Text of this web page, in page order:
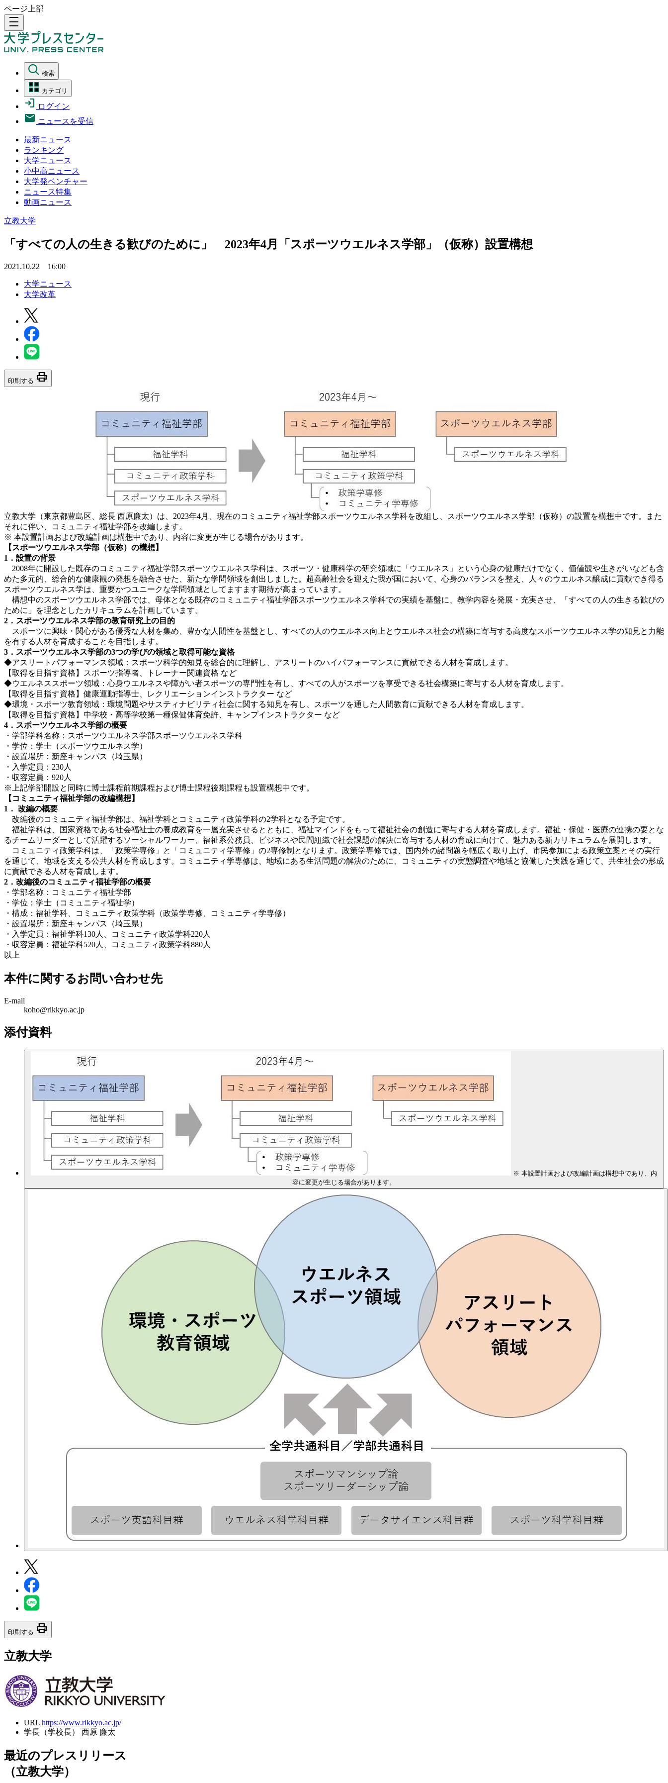
ページ上部
density_medium
検索
カテゴリ
ログイン
ニュースを受信
最新ニュース
ランキング
大学ニュース
小中高ニュース
大学発ベンチャー
ニュース特集
動画ニュース
立教大学
「すべての人の生きる歓びのために」 2023年4月「スポーツウエルネス学部」（仮称）設置構想
2021.10.22 16:00
大学ニュース
大学改革
印刷する print
立教大学（東京都豊島区、総長 西原廉太）は、2023年4月、現在のコミュニティ福祉学部スポーツウエルネス学科を改組し、スポーツウエルネス学部（仮称）の設置を構想中です。また
それに伴い、コミュニティ福祉学部を改編します。
※ 本設置計画および改編計画は構想中であり、内容に変更が生じる場合があります。
【スポーツウエルネス学部 （仮称） の構想】
1．設置の背景
2008年に開設した既存のコミュニティ福祉学部スポーツウエルネス学科は、スポーツ・健康科学の研究領域に「ウエルネス」という心身の健康だけでなく、価値観や生きがいなども含
めた多元的、総合的な健康観の発想を融合させた、新たな学問領域を創出しました。超高齢社会を迎えた我が国において、心身のバランスを整え、人々のウエルネス醸成に貢献でき得る
スポーツウエルネス学は、重要かつユニークな学問領域としてますます期待が高まっています。
構想中のスポーツウエルネス学部では、母体となる既存のコミュニティ福祉学部スポーツウエルネス学科での実績を基盤に、教学内容を発展・充実させ、「すべての人の生きる歓びの
ために」を理念としたカリキュラムを計画しています。
2．スポーツウエルネス学部の教育研究上の目的
スポーツに興味・関心がある優秀な人材を集め、豊かな人間性を基盤とし、すべての人のウエルネス向上とウエルネス社会の構築に寄与する高度なスポーツウエルネス学の知見と力能
を有する人材を育成することを目指します。
3．スポーツウエルネス学部の3つの学びの領域と取得可能な資格
◆アスリートパフォーマンス領域：スポーツ科学的知見を総合的に理解し、アスリートのハイパフォーマンスに貢献できる人材を育成します。
【取得を目指す資格】スポーツ指導者、トレーナー関連資格 など
◆ウエルネススポーツ領域：心身ウエルネスや障がい者スポーツの専門性を有し、すべての人がスポーツを享受できる社会構築に寄与する人材を育成します。
【取得を目指す資格】健康運動指導士、レクリエーションインストラクター など
◆環境・スポーツ教育領域：環境問題やサスティナビリティ社会に関する知見を有し、スポーツを通した人間教育に貢献できる人材を育成します。
【取得を目指す資格】中学校・高等学校第一種保健体育免許、キャンプインストラクター など
4． スポーツウエルネス学部の概要
・学部学科名称：スポーツウエルネス学部スポーツウエルネス学科
・学位：学士（スポーツウエルネス学）
・設置場所：新座キャンパス（埼玉県）
・入学定員：230人
・収容定員：920人
※上記学部開設と同時に博士課程前期課程および博士課程後期課程も設置構想中です。
【コミュニティ福祉学部の改編構想】
1． 改編の概要
改編後のコミュニティ福祉学部は、福祉学科とコミュニティ政策学科の2学科となる予定です。
福祉学科は、国家資格である社会福祉士の養成教育を一層充実させるとともに、福祉マインドをもって福祉社会の創造に寄与する人材を育成します。福祉・保健・医療の連携の要とな
るチームリーダーとして活躍するソーシャルワーカー、福祉系公務員、ビジネスや民間組織で社会課題の解決に寄与する人材の育成に向けて、魅力ある新カリキュラムを展開します。
コミュニティ政策学科は、「政策学専修」と「コミュニティ学専修」の2専修制となります。政策学専修では、国内外の諸問題を幅広く取り上げ、市民参加による政策立案とその実行
を通じて、地域を支える公共人材を育成します。コミュニティ学専修は、地域にある生活問題の解決のために、コミュニティの実態調査や地域と協働した実践を通じて、共生社会の形成
に貢献できる人材を育成します。
2．改編後のコミュニティ福祉学部の概要
・学部名称：コミュニティ福祉学部
・学位：学士（コミュニティ福祉学）
・構成：福祉学科、コミュニティ政策学科（政策学専修、コミュニティ学専修）
・設置場所：新座キャンパス（埼玉県）
・入学定員：福祉学科130人、コミュニティ政策学科220人
・収容定員：福祉学科520人、コミュニティ政策学科880人
以上
本件に関するお問い合わせ先
E-mail
koho@rikkyo.ac.jp
添付資料
※ 本設置計画および改編計画は構想中であり、内
容に変更が生じる場合があります。
印刷する print
立教大学
URL https://www.rikkyo.ac.jp/
学長（学校長）
西原 廉太
最近のプレスリリース
（立教大学）